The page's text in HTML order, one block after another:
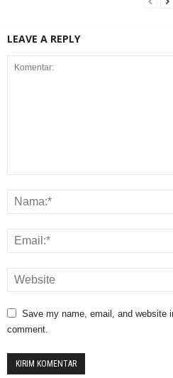
LEAVE A REPLY
Save my name, email, and website
comment.